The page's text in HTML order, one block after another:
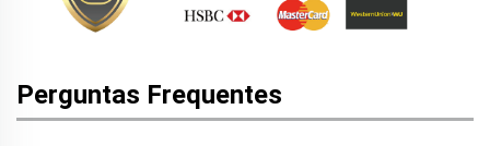
Perguntas Frequentes